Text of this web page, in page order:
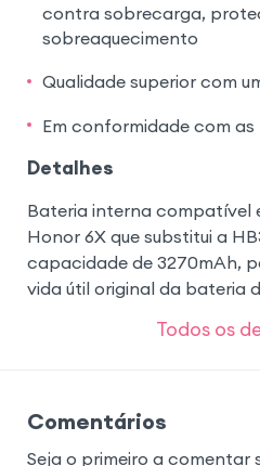
contra sobrecarga,
sobreaquecimento
Qualidade superior com
Em conformidade com as
Detalhes
Bateria interna compatível
Honor 6X que substitui a
capacidade de 3270mAh,
vida útil original da bateria
Todos os
Comentários
Seja o primeiro a comentar